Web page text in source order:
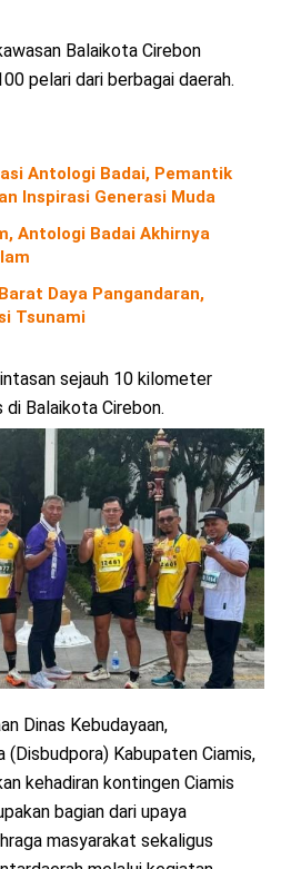
Balaikota Cirebon
pelari dari berbagai daerah.
Antologi Badai, Pemantik
Inspirasi Generasi Muda
Antologi Badai Akhirnya
Daya Pangandaran,
Tsunami
sejauh 10 kilometer
Balaikota Cirebon.
Dinas Kebudayaan,
(Disbudpora) Kabupaten Ciamis,
kehadiran kontingen Ciamis
bagian dari upaya
masyarakat sekaligus